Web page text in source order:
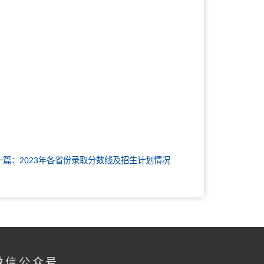
篇：2023年各省份录取分数线及招生计划情况